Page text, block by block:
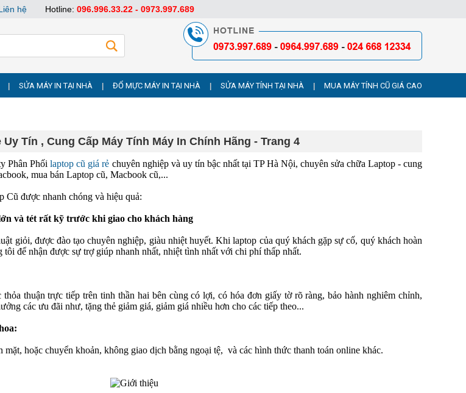
SỬA MÁY IN TẠI NHÀ ĐỔ MỰC MÁY IN TẠI NHÀ SỬA MÁY TÍNH TẠI NHÀ MUA MÁY TÍNH CŨ GIÁ CAO
Tín , Cung Cấp Máy Tính Máy In Chính Hãng - Trang 4
Phân Phốilaptop cũ giá rẻ chuyên nghiệp và uy tín bậc nhất tại TP Hà Nội, chuyên sửa chữa Laptop - cung
mua bán Laptop cũ, Macbook cũ,...
Cũ được nhanh chóng và hiệu quả:
và tét rất kỹ trước khi giao cho khách hàng
giỏi, được đào tạo chuyên nghiệp, giàu nhiệt huyết. Khi laptop của quý khách gặp sự cố, quý khách hoàn
tôi để nhận được sự trợ giúp nhanh nhất, nhiệt tình nhất với chi phí thấp nhất.
thuận trực tiếp trên tinh thần hai bên cùng có lợi, có hóa đơn giấy tờ rõ ràng, bảo hành nghiêm chỉnh,
các ưu đãi như, tặng thẻ giảm giá, giảm giá nhiều hơn cho các tiếp theo...
mặt, hoặc chuyển khoản, không giao dịch bằng ngoại tệ, và các hình thức thanh toán online khác.
hệ Hotline: 096.996.33.22 - 0973.997.689